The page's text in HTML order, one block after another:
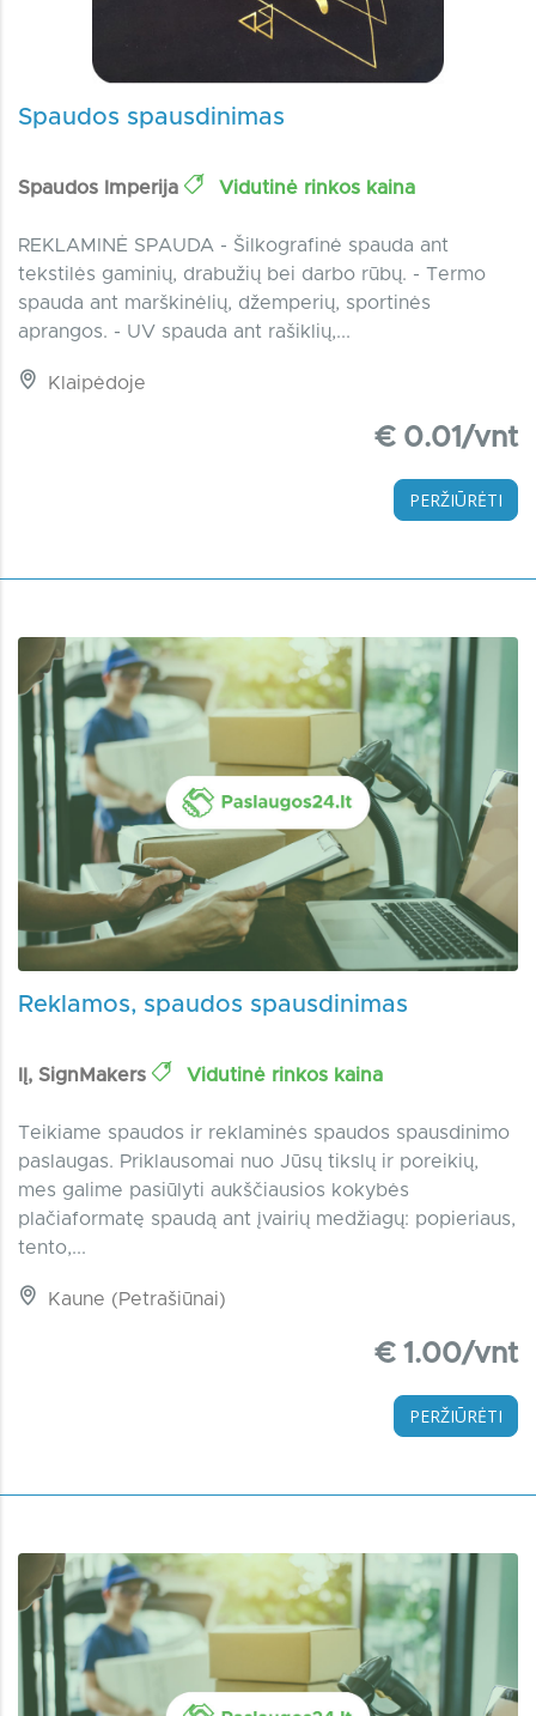
Spaudos spausdinimas
Spaudos Imperija Vidutinė rinkos kaina
REKLAMINĖ SPAUDA - Šilkografinė spauda ant
tekstilės gaminių, drabužių bei darbo rūbų. - Termo
spauda ant marškinėlių, džemperių, sportinės
aprangos. - UV spauda ant rašiklių,...
Klaipėdoje
€ 0.01/vnt
PERŽIŪRĖTI
Reklamos, spaudos spausdinimas
IĮ, SignMakers Vidutinė rinkos kaina
Teikiame spaudos ir reklaminės spaudos spausdinimo
paslaugas. Priklausomai nuo Jūsų tikslų ir poreikių,
mes galime pasiūlyti aukščiausios kokybės
plačiaformatę spaudą ant įvairių medžiagų: popieriaus,
tento,...
Kaune (Petrašiūnai)
€ 1.00/vnt
PERŽIŪRĖTI